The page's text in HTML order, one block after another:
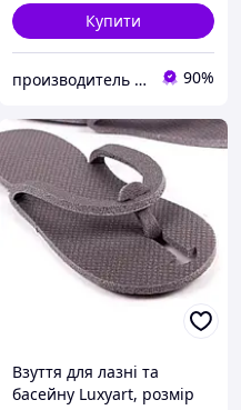
Купити
производитель текстиля Luxyart 90%
Взуття для лазні та
басейну Luxyart, розмір